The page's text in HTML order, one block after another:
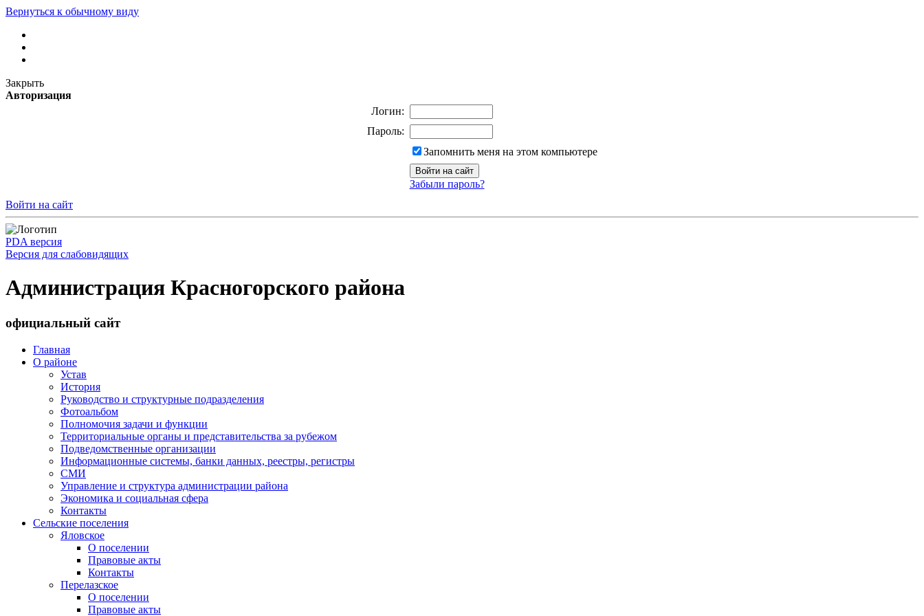
Вернуться к обычному виду
Закрыть
Авторизация
Логин:
Пароль:
Запомнить меня на этом компьютере
Забыли пароль?
Войти на сайт
PDA версия
Версия для слабовидящих
Администрация Красногорского района
официальный сайт
Главная
О районе
Устав
История
Руководство и структурные подразделения
Фотоальбом
Полномочия задачи и функции
Территориальные органы и представительства за рубежом
Подведомственные организации
Информационные системы, банки данных, реестры, регистры
СМИ
Управление и структура администрации района
Экономика и социальная сфера
Контакты
Сельские поселения
Яловское
О поселении
Правовые акты
Контакты
Перелазское
О поселении
Правовые акты